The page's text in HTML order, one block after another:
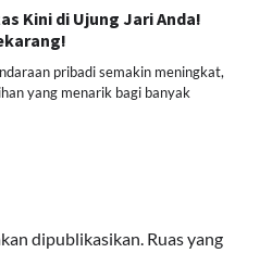
Kini di Ujung Jari Anda!
pribadi semakin meningkat,
yang menarik bagi banyak
dipublikasikan. Ruas yang